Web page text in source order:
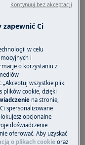
otrzymałem
niż
ze
Ci
w celu
i
o korzystaniu z
„Akceptuj wszystkie pliki
plików cookie, dzięki
na stronie,
spersonalizowane
opcjonalne
doświadczenie
oferować. Aby uzyskać
o plikach cookie oraz
Kontynuuj bez akceptacji